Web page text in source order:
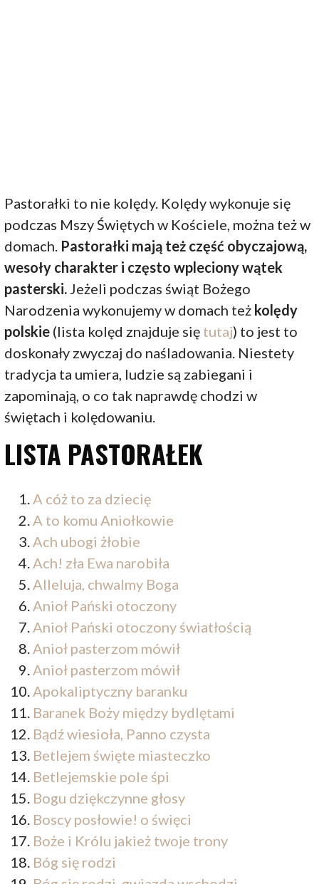
Pastorałki to nie kolędy. Kolędy wykonuje się
podczas Mszy Świętych w Kościele, można też w
domach. Pastorałki mają też część obyczajową,
wesoły charakter i często wpleciony wątek
pasterski.Jeżeli podczas świąt Bożego
Narodzenia wykonujemy w domach też kolędy
polskie (lista kolęd znajduje się tutaj) to jest to
doskonały zwyczaj do naśladowania. Niestety
tradycja ta umiera, ludzie są zabiegani i
zapominają, o co tak naprawdę chodzi w
świętach i kolędowaniu.
LISTA PASTORAŁEK
A cóż to za dziecię
A to komu Aniołkowie
Ach ubogi żłobie
Ach! zła Ewa narobiła
Alleluja, chwalmy Boga
Anioł Pański otoczony
Anioł Pański otoczony światłością
Anioł pasterzom mówił
Anioł pasterzom mówił
Apokaliptyczny baranku
Baranek Boży między bydlętami
Bądź wiesioła, Panno czysta
Betlejem święte miasteczko
Betlejemskie pole śpi
Bogu dziękczynne głosy
Boscy posłowie! o święci
Boże i Królu jakież twoje trony
Bóg się rodzi